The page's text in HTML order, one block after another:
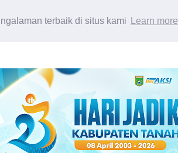
terbaik di situs kami Learn more